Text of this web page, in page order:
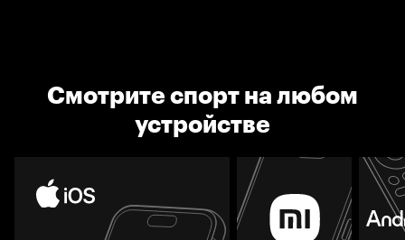
Смотрите спорт на любом
устройстве